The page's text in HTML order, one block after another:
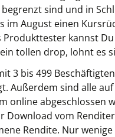
sind und in
August einen
kannst
tollen drop, lohnt es
3 bis 499
sind alle
online abgeschlossen
vom
Rendite. Nur